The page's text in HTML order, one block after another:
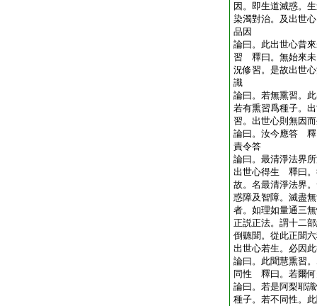
因。即生道滅惑。
染濁對治。及出世
品因
論曰。此出世心昔
習 釋曰。無始來未
況修習。是故出世
識
論曰。若無熏習。
若有熏習爲種子。
習。出世心則無因
論曰。汝今應答 釋
責令答
論曰。最清淨法界
出世心得生 釋曰。
故。名最清淨法界
惑障及智障。滅盡
者。如理如量通三
正説正法。謂十二
倒聽聞。從此正聞
出世心若生。必因
論曰。此聞慧熏習
同性 釋曰。若爾
論曰。若是阿梨耶
種子。若不同性。